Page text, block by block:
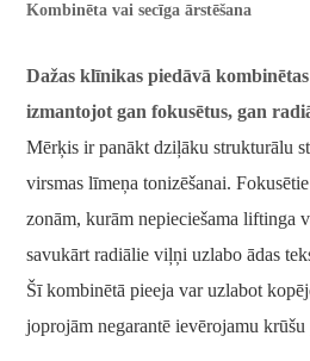
Kombinēta vai secīga ārstēšana
Dažas klīnikas piedāvā
izmantojot gan fokusētus, gan
Mērķis ir panākt dziļāku strukturālu
virsmas līmeņa tonizēšanai.
zonām, kurām nepieciešama liftinga
savukārt radiālie viļņi uzlabo ādas
Šī kombinētā pieeja var uzlabot
joprojām negarantē ievērojamu krūšu